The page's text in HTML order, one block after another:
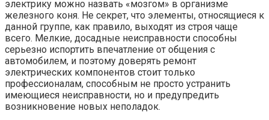
электрику можно назвать «мозгом» в организме
железного коня. Не секрет, что элементы, относящиеся к
данной группе, как правило, выходят из строя чаще
всего. Мелкие, досадные неисправности способны
серьезно испортить впечатление от общения с
автомобилем, и поэтому доверять ремонт
электрических компонентов стоит только
профессионалам, способным не просто устранить
имеющиеся неисправности, но и предупредить
возникновение новых неполадок.